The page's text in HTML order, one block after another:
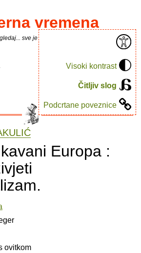
Visoki kontrast
Čitljiv slog
Podcrtane poveznice
vremena
sve je puno knjiga.
Europa :
ovitkom